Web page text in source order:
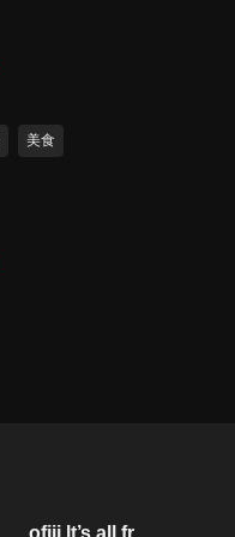
美食